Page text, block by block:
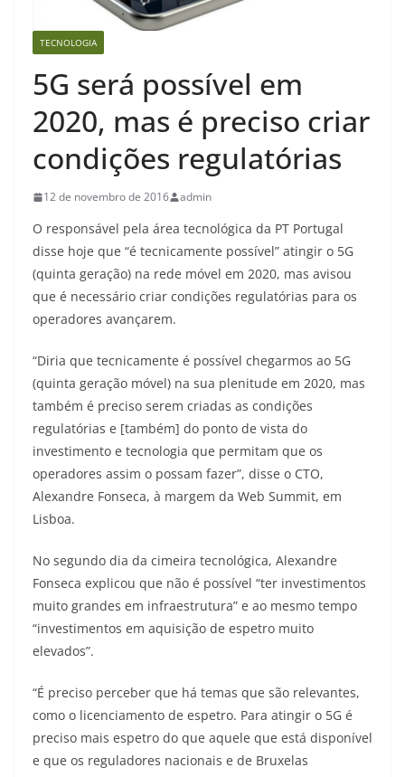
TECNOLOGIA
5G será possível em
2020, mas é preciso criar
condições regulatórias
12 de novembro de 2016 admin
O responsável pela área tecnológica da PT Portugal
disse hoje que “é tecnicamente possível” atingir o 5G
(quinta geração) na rede móvel em 2020, mas avisou
que é necessário criar condições regulatórias para os
operadores avançarem.
“Diria que tecnicamente é possível chegarmos ao 5G
(quinta geração móvel) na sua plenitude em 2020, mas
também é preciso serem criadas as condições
regulatórias e [também] do ponto de vista do
investimento e tecnologia que permitam que os
operadores assim o possam fazer”, disse o CTO,
Alexandre Fonseca, à margem da Web Summit, em
Lisboa.
No segundo dia da cimeira tecnológica, Alexandre
Fonseca explicou que não é possível “ter investimentos
muito grandes em infraestrutura” e ao mesmo tempo
“investimentos em aquisição de espetro muito
elevados”.
“É preciso perceber que há temas que são relevantes,
como o licenciamento de espetro. Para atingir o 5G é
preciso mais espetro do que aquele que está disponível
e que os reguladores nacionais e de Bruxelas